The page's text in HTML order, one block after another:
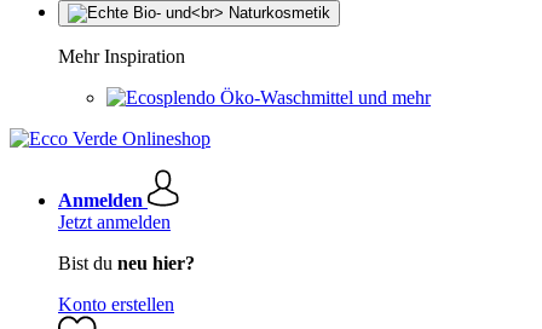
Mehr Inspiration
Öko-Waschmittel und mehr
Anmelden
Jetzt anmelden
Bist du neu hier?
Konto erstellen